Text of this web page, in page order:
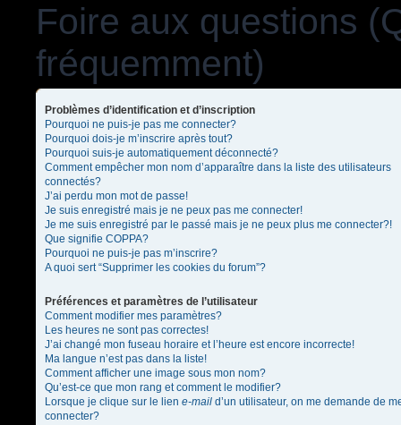
Foire aux questions
fréquemment)
Problèmes d’identification et d’inscription
Pourquoi ne puis-je pas me connecter?
Pourquoi dois-je m’inscrire après tout?
Pourquoi suis-je automatiquement déconnecté?
Comment empêcher mon nom d’apparaître dans la liste des utilisateurs
connectés?
J’ai perdu mon mot de passe!
Je suis enregistré mais je ne peux pas me connecter!
Je me suis enregistré par le passé mais je ne peux plus me connecter?!
Que signifie COPPA?
Pourquoi ne puis-je pas m’inscrire?
A quoi sert “Supprimer les cookies du forum”?
Préférences et paramètres de l’utilisateur
Comment modifier mes paramètres?
Les heures ne sont pas correctes!
J’ai changé mon fuseau horaire et l’heure est encore incorrecte!
Ma langue n’est pas dans la liste!
Comment afficher une image sous mon nom?
Qu’est-ce que mon rang et comment le modifier?
Lorsque je clique sur le lien e-mail d’un utilisateur, on me demande de
connecter?